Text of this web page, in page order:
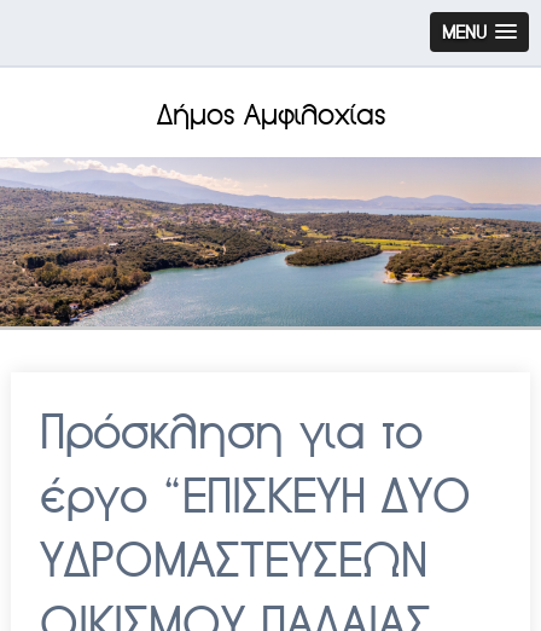
MENU
Δήμος Αμφιλοχίας
Πρόσκληση για το
έργο “ΕΠΙΣΚΕΥΗ ΔΥΟ
ΥΔΡΟΜΑΣΤΕΥΣΕΩΝ